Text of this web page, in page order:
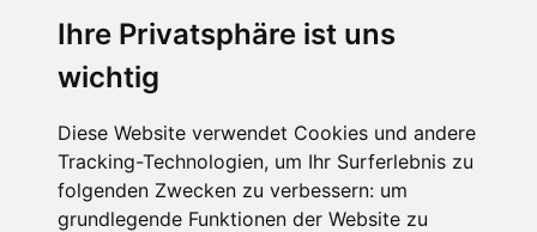
Ihre Privatsphäre ist uns
wichtig
Diese Website verwendet Cookies und andere
Tracking-Technologien, um Ihr Surferlebnis zu
folgenden Zwecken zu verbessern: um
grundlegende Funktionen der Website zu
SERVICE
Datenschutz
Nutzungsbedingungen
Kontakt